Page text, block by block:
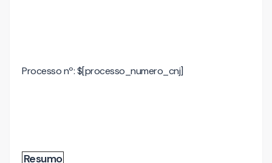
Processo nº: $[processo_numero_cnj]
Resumo